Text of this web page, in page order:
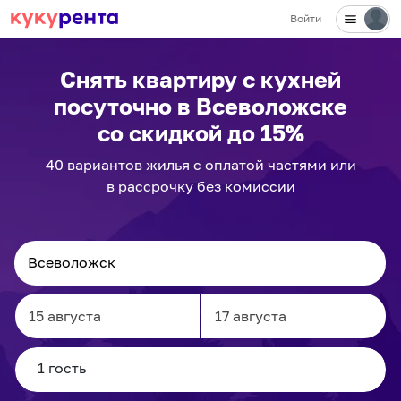
Войти
Снять квартиру с кухней
посуточно в Всеволожске
со скидкой до 15%
40 вариантовжилья с оплатой частями или
в рассрочку без комиссии
Navigate
forward
to
Navigate
to